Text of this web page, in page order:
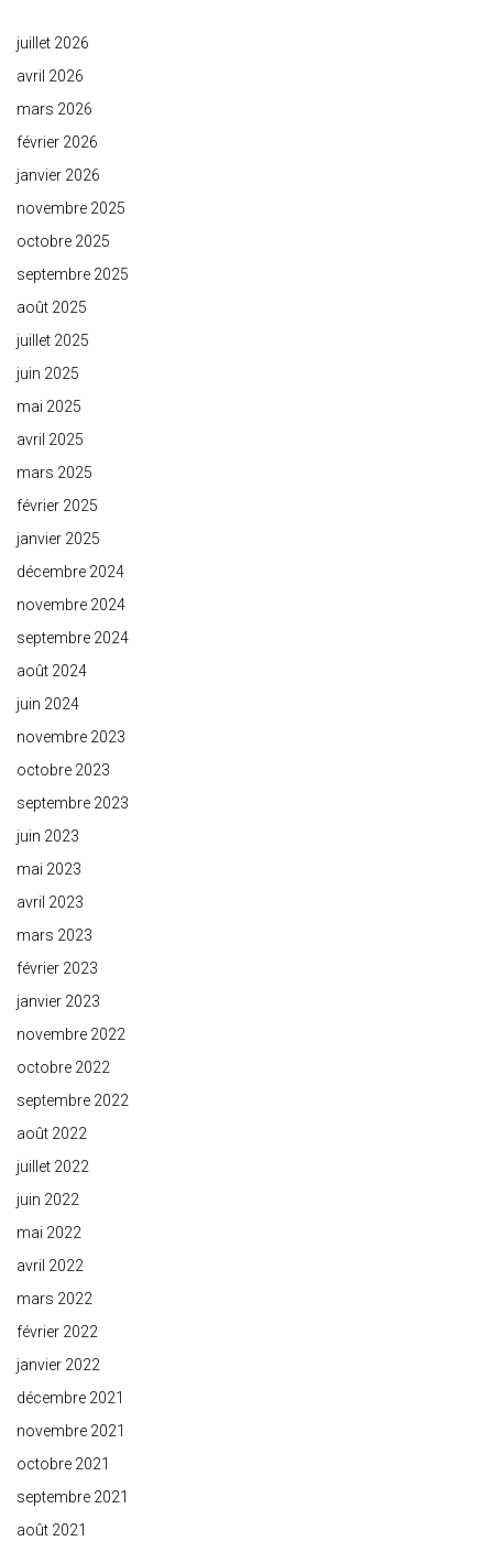
juillet 2026
avril 2026
mars 2026
février 2026
janvier 2026
novembre 2025
octobre 2025
septembre 2025
août 2025
juillet 2025
juin 2025
mai 2025
avril 2025
mars 2025
février 2025
janvier 2025
décembre 2024
novembre 2024
septembre 2024
août 2024
juin 2024
novembre 2023
octobre 2023
septembre 2023
juin 2023
mai 2023
avril 2023
mars 2023
février 2023
janvier 2023
novembre 2022
octobre 2022
septembre 2022
août 2022
juillet 2022
juin 2022
mai 2022
avril 2022
mars 2022
février 2022
janvier 2022
décembre 2021
novembre 2021
octobre 2021
septembre 2021
août 2021